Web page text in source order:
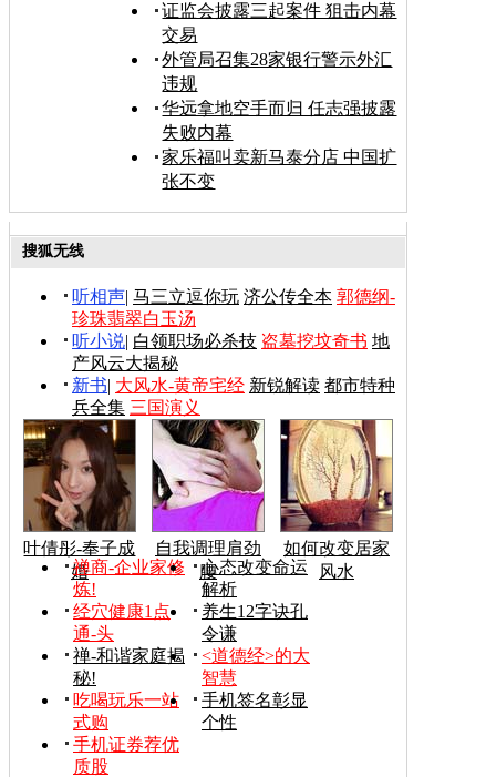
证监会披露三起案件 狙击内幕
交易
外管局召集28家银行警示外汇
违规
华远拿地空手而归 任志强披露
失败内幕
家乐福叫卖新马泰分店 中国扩
张不变
搜狐无线
听相声| 马三立逗你玩 济公传全本 郭德纲-
珍珠翡翠白玉汤
听小说| 白领职场必杀技 盗墓挖坟奇书 地
产风云大揭秘
新书| 大风水-黄帝宅经 新锐解读 都市特种
兵全集 三国演义
叶倩彤-奉子成
婚
自我调理肩劲
腰
如何改变居家
风水
禅商-企业家修
炼!
心态改变命运
解析
经穴健康1点
通-头
养生12字诀孔
令谦
禅-和谐家庭揭
秘!
<道德经>的大
智慧
吃喝玩乐一站
式购
手机签名彰显
个性
手机证券荐优
质股